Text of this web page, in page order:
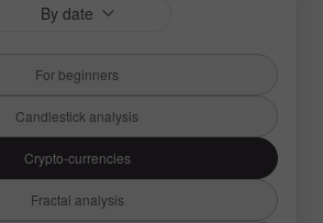
By date
For beginners
Candlestick analysis
Crypto-currencies
Fractal analysis